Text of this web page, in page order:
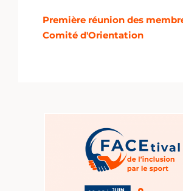
Première réunion des
Comité d'Orientation